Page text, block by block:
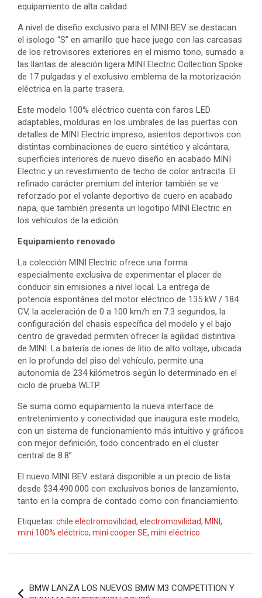
equipamiento de alta calidad.
A nivel de diseño exclusivo para el MINI BEV se destacan
el isologo “S” en amarillo que hace juego con las carcasas
de los retrovisores exteriores en el mismo tono, sumado a
las llantas de aleación ligera MINI Electric Collection Spoke
de 17 pulgadas y el exclusivo emblema de la motorización
eléctrica en la parte trasera.
Este modelo 100% eléctrico cuenta con faros LED
adaptables, molduras en los umbrales de las puertas con
detalles de MINI Electric impreso, asientos deportivos con
distintas combinaciones de cuero sintético y alcántara,
superficies interiores de nuevo diseño en acabado MINI
Electric y un revestimiento de techo de color antracita. El
refinado carácter premium del interior también se ve
reforzado por el volante deportivo de cuero en acabado
napa, que también presenta un logotipo MINI Electric en
los vehículos de la edición.
Equipamiento renovado
La colección MINI Electric ofrece una forma
especialmente exclusiva de experimentar el placer de
conducir sin emisiones a nivel local. La entrega de
potencia espontánea del motor eléctrico de 135 kW / 184
CV, la aceleración de 0 a 100 km/h en 7.3 segundos, la
configuración del chasis específica del modelo y el bajo
centro de gravedad permiten ofrecer la agilidad distintiva
de MINI. La batería de iones de litio de alto voltaje, ubicada
en lo profundo del piso del vehículo, permite una
autonomía de 234 kilómetros según lo determinado en el
ciclo de prueba WLTP.
Se suma como equipamiento la nueva interface de
entretenimiento y conectividad que inaugura este modelo,
con un sistema de funcionamiento más intuitivo y gráficos
con mejor definición, todo concentrado en el cluster
central de 8.8”.
El nuevo MINI BEV estará disponible a un precio de lista
desde $34.490.000 con exclusivos bonos de lanzamiento,
tanto en la compra de contado como con financiamiento.
Etiquetas: chile electromovilidad, electromovilidad, MINI ,
mini 100% eléctrico, mini cooper SE, mini eléctrico
BMW LANZA LOS NUEVOS BMW M3 COMPETITION Y